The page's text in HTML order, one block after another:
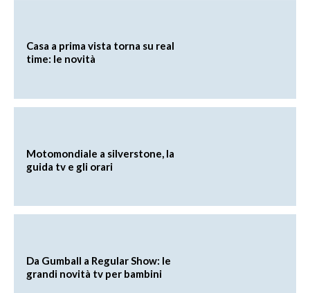
Casa a prima vista torna su real
time: le novità
Motomondiale a silverstone, la
guida tv e gli orari
Da Gumball a Regular Show: le
grandi novità tv per bambini